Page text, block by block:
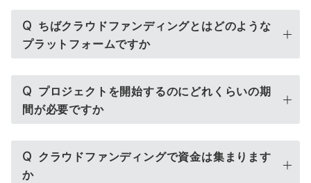
Q ちばクラウドファンディングとはどのような
プラットフォームですか
Q プロジェクトを開始するのにどれくらいの期
間が必要ですか
Q クラウドファンディングで資金は集まります
か